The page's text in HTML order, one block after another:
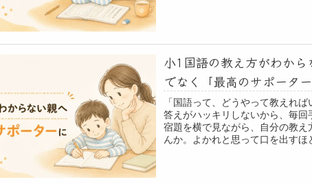
小1国語の教え方がわから
でなく「最高のサポータ
「国語って、どうやって教えれ
答えがハッキリしないから、毎回
宿題を横で見ながら、自分の教
んか。よかれと思って口を出すほ